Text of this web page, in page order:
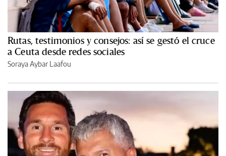
Rutas, testimonios y consejos: así se gestó el cruce
a Ceuta desde redes sociales
Soraya Aybar Laafou